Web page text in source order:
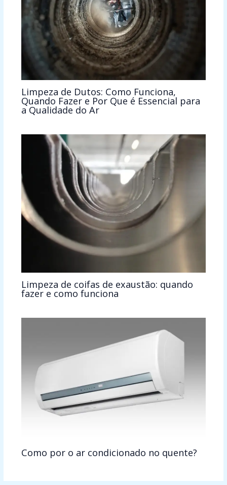
Limpeza de Dutos: Como Funciona,
Quando Fazer e Por Que é Essencial para
a Qualidade do Ar
Limpeza de coifas de exaustão: quando
fazer e como funciona
Como por o ar condicionado no quente?